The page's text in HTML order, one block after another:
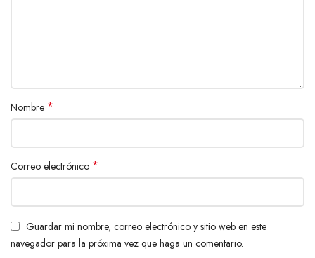
Nombre *
Correo electrónico *
Guardar mi nombre, correo electrónico y sitio web en este
navegador para la próxima vez que haga un comentario.